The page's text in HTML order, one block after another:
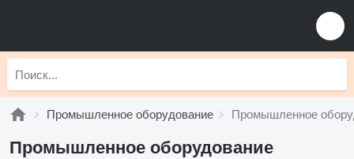
Промышленное оборудование Промышленное
Промышленное оборудование